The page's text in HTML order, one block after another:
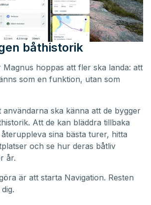
båthistorik
Magnus hoppas att fler ska landa: att
som en funktion, utan som
användarna ska känna att de bygger
Att de kan bläddra tillbaka
sina bästa turer, hitta
och se hur deras båtliv
år.
är att starta Navigation. Resten